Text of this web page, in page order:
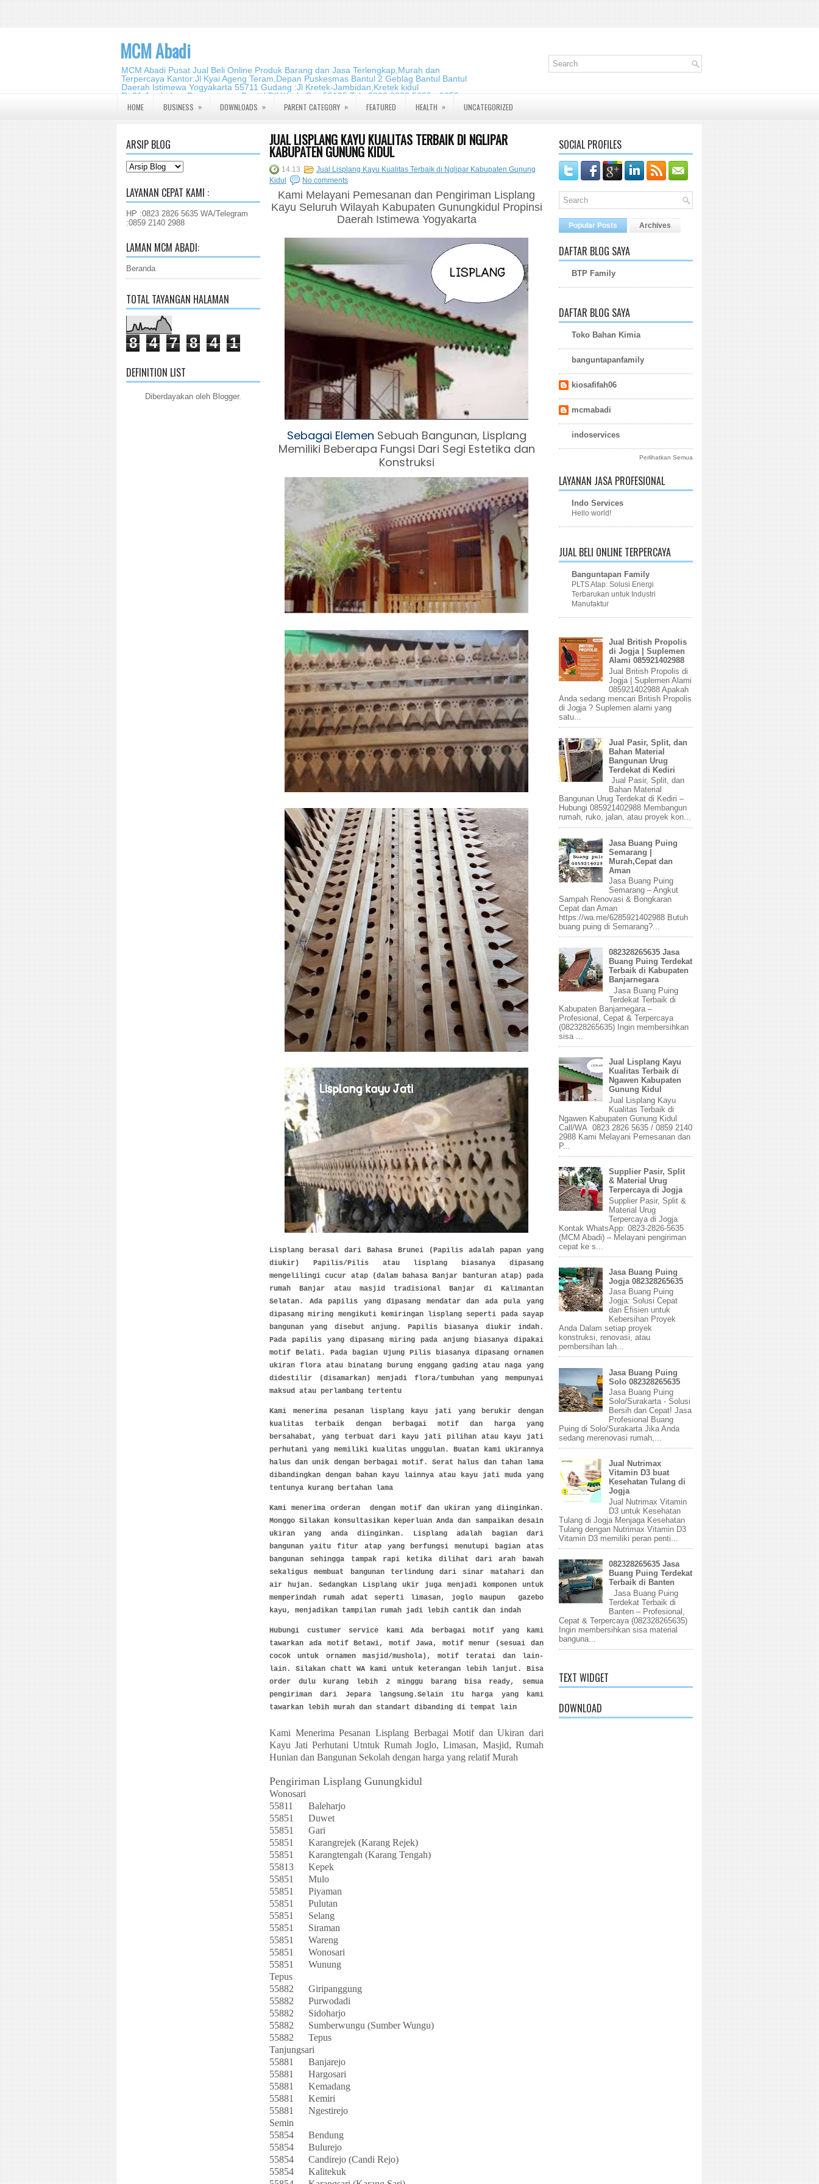
MCM Abadi
MCM Abadi Pusat Jual Beli Online Produk Barang dan Jasa Terlengkap,Murah dan
Terpercaya Kantor:Jl Kyai Ageng Teram,Depan Puskesmas Bantul 2 Geblag Bantul Bantul
Daerah Istimewa Yogyakarta 55711 Gudang :Jl Kretek-Jambidan,Kretek kidul
Rt.01,Jambidan, Banguntapan,Bantul,DIY.Kode Pos:55195 Telp:0823 2826 5635 - 0859
2140 2988
HOME BUSINESS » DOWNLOADS » PARENT CATEGORY » FEATURED HEALTH » UNCATEGORIZED
ARSIP BLOG
LAYANAN CEPAT KAMI :
HP :0823 2826 5635 WA/Telegram
:0859 2140 2988
LAMAN MCM ABADI:
Beranda
TOTAL TAYANGAN HALAMAN
8 4 7 8 4 1
DEFINITION LIST
Diberdayakan oleh Blogger.
JUAL LISPLANG KAYU KUALITAS TERBAIK DI NGLIPAR
KABUPATEN GUNUNG KIDUL
14.13
Jual Lisplang Kayu Kualitas Terbaik di Nglipar Kabupaten Gunung
Kidul
No comments
Kami Melayani Pemesanan dan Pengiriman Lisplang
Kayu Seluruh Wilayah Kabupaten Gunungkidul Propinsi
Daerah Istimewa Yogyakarta
Sebagai Elemen Sebuah Bangunan, Lisplang
Memiliki Beberapa Fungsi Dari Segi Estetika dan
Konstruksi
Lisplang berasal dari Bahasa Brunei (Papilis adalah papan yang
diukir) Papilis/Pilis atau lisplang biasanya dipasang
mengelilingi cucur atap (dalam bahasa Banjar banturan atap) pada
rumah Banjar atau masjid tradisional Banjar di Kalimantan
Selatan. Ada papilis yang dipasang mendatar dan ada pula yang
dipasang miring mengikuti kemiringan lisplang seperti pada sayap
bangunan yang disebut anjung. Papilis biasanya diukir indah.
Pada papilis yang dipasang miring pada anjung biasanya dipakai
motif Belati. Pada bagian Ujung Pilis biasanya dipasang ornamen
ukiran flora atau binatang burung enggang gading atau naga yang
didestilir (disamarkan) menjadi flora/tumbuhan yang mempunyai
maksud atau perlambang tertentu
Kami menerima pesanan lisplang kayu jati yang berukir dengan
kualitas terbaik dengan berbagai motif dan harga yang
bersahabat, yang terbuat dari kayu jati pilihan atau kayu jati
perhutani yang memiliki kualitas unggulan. Buatan kami ukirannya
halus dan unik dengan berbagai motif. Serat halus dan tahan lama
dibandingkan dengan bahan kayu lainnya atau kayu jati muda yang
tentunya kurang bertahan lama
Kami menerima orderan dengan motif dan ukiran yang diinginkan.
Monggo Silakan konsultasikan keperluan Anda dan sampaikan desain
ukiran yang anda diinginkan. Lisplang adalah bagian dari
bangunan yaitu fitur atap yang berfungsi menutupi bagian atas
bangunan sehingga tampak rapi ketika dilihat dari arah bawah
sekaligus membuat bangunan terlindung dari sinar matahari dan
air hujan. Sedangkan Lisplang ukir juga menjadi komponen untuk
memperindah rumah adat seperti limasan, joglo maupun gazebo
kayu, menjadikan tampilan rumah jadi lebih cantik dan indah
Hubungi custumer service kami Ada berbagai motif yang kami
tawarkan ada motif Betawi, motif Jawa, motif menur (sesuai dan
cocok untuk ornamen masjid/mushola), motif teratai dan lain-
lain. Silakan chatt WA kami untuk keterangan lebih lanjut. Bisa
order dulu kurang lebih 2 minggu barang bisa ready, semua
pengiriman dari Jepara langsung.Selain itu harga yang kami
tawarkan lebih murah dan standart dibanding di tempat lain
Kami Menerima Pesanan Lisplang Berbagai Motif dan Ukiran dari
Kayu Jati Perhutani Utntuk Rumah Joglo, Limasan, Masjid, Rumah
Hunian dan Bangunan Sekolah dengan harga yang relatif Murah
Pengiriman Lisplang Gunungkidul
Wonosari
55811
Baleharjo
55851
Duwet
55851
Gari
55851
Karangrejek (Karang Rejek)
55851
Karangtengah (Karang Tengah)
55813
Kepek
55851
Mulo
55851
Piyaman
55851
Pulutan
55851
Selang
55851
Siraman
55851
Wareng
55851
Wonosari
55851
Wunung
Tepus
55882
Giripanggung
55882
Purwodadi
55882
Sidoharjo
55882
Sumberwungu (Sumber Wungu)
55882
Tepus
Tanjungsari
55881
Banjarejo
55881
Hargosari
55881
Kemadang
55881
Kemiri
55881
Ngestirejo
Semin
55854
Bendung
55854
Bulurejo
55854
Candirejo (Candi Rejo)
55854
Kalitekuk
SOCIAL PROFILES
Popular Posts Archives
DAFTAR BLOG SAYA
BTP Family
DAFTAR BLOG SAYA
Toko Bahan Kimia
banguntapanfamily
kiosafifah06
mcmabadi
indoservices
Perlihatkan Semua
LAYANAN JASA PROFESIONAL
Indo Services
Hello world!
JUAL BELI ONLINE TERPERCAYA
Banguntapan Family
PLTS Atap: Solusi Energi
Terbarukan untuk Industri
Manufaktur
Jual British Propolis
di Jogja | Suplemen
Alami 085921402988
Jual British Propolis di
Jogja | Suplemen Alami
085921402988 Apakah
Anda sedang mencari British Propolis
di Jogja ? Suplemen alami yang
satu...
Jual Pasir, Split, dan
Bahan Material
Bangunan Urug
Terdekat di Kediri
Jual Pasir, Split, dan
Bahan Material
Bangunan Urug Terdekat di Kediri –
Hubungi 085921402988 Membangun
rumah, ruko, jalan, atau proyek kon...
Jasa Buang Puing
Semarang |
Murah,Cepat dan
Aman
Jasa Buang Puing
Semarang – Angkut
Sampah Renovasi & Bongkaran
Cepat dan Aman
https://wa.me/6285921402988 Butuh
buang puing di Semarang?...
082328265635 Jasa
Buang Puing Terdekat
Terbaik di Kabupaten
Banjarnegara
Jasa Buang Puing
Terdekat Terbaik di
Kabupaten Banjarnegara –
Profesional, Cepat & Terpercaya
(082328265635) Ingin membersihkan
sisa ...
Jual Lisplang Kayu
Kualitas Terbaik di
Ngawen Kabupaten
Gunung Kidul
Jual Lisplang Kayu
Kualitas Terbaik di
Ngawen Kabupaten Gunung Kidul
Call/WA 0823 2826 5635 / 0859 2140
2988 Kami Melayani Pemesanan dan
P...
Supplier Pasir, Split
& Material Urug
Terpercaya di Jogja
Supplier Pasir, Split &
Material Urug
Terpercaya di Jogja
Kontak WhatsApp: 0823-2826-5635
(MCM Abadi) – Melayani pengiriman
cepat ke s...
Jasa Buang Puing
Jogja 082328265635
Jasa Buang Puing
Jogja: Solusi Cepat
dan Efisien untuk
Kebersihan Proyek
Anda Dalam setiap proyek
konstruksi, renovasi, atau
pembersihan lah...
Jasa Buang Puing
Solo 082328265635
Jasa Buang Puing
Solo/Surakarta - Solusi
Bersih dan Cepat! Jasa
Profesional Buang
Puing di Solo/Surakarta Jika Anda
sedang merenovasi rumah,...
Jual Nutrimax
Vitamin D3 buat
Kesehatan Tulang di
Jogja
Jual Nutrimax Vitamin
D3 untuk Kesehatan
Tulang di Jogja Menjaga Kesehatan
Tulang dengan Nutrimax Vitamin D3
Vitamin D3 memiliki peran penti...
082328265635 Jasa
Buang Puing Terdekat
Terbaik di Banten
Jasa Buang Puing
Terdekat Terbaik di
Banten – Profesional,
Cepat & Terpercaya (082328265635)
Ingin membersihkan sisa material
banguna...
TEXT WIDGET
DOWNLOAD